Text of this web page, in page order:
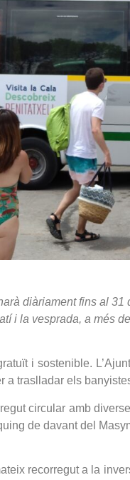
diàriament fins al
i la vesprada, a més
i sostenible.
a traslladar els
circular amb
de davant del
recorregut a la